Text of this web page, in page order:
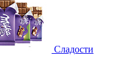
Сладости